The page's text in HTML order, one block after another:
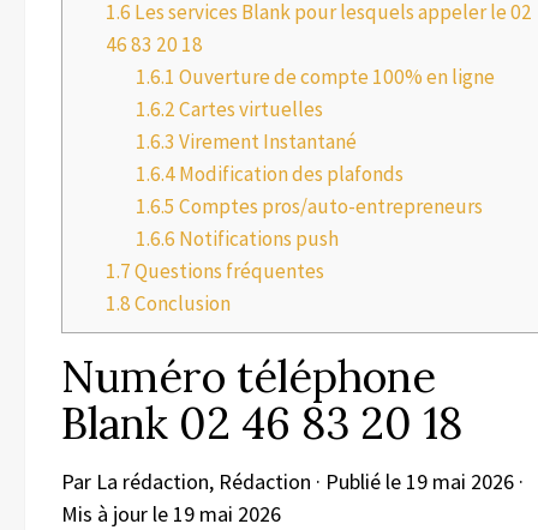
1.6 Les services Blank pour lesquels appeler le 02
46 83 20 18
1.6.1 Ouverture de compte 100% en ligne
1.6.2Cartes virtuelles
1.6.3 Virement Instantané
1.6.4Modification des plafonds
1.6.5 Comptes pros/auto-entrepreneurs
1.6.6 Notifications push
1.7Questions fréquentes
1.8Conclusion
Numéro téléphone
Blank 02 46 83 20 18
Par La rédaction, Rédaction · Publié le 19 mai 2026 ·
Mis à jour le 19 mai 2026